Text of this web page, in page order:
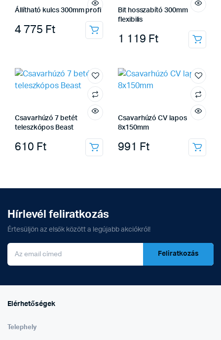
Állítható kulcs 300mm profi
4 775 Ft
Bit hosszabító 300mm
flexibilis
1 119 Ft
Csavarhúzó 7 betét
teleszkópos Beast
610 Ft
Csavarhúzó CV lapos
8x150mm
991 Ft
Hírlevél feliratkozás
Értesüljön az elsők között a legújabb akciókról!
Feliratkozás
Elérhetőségek
Telephely